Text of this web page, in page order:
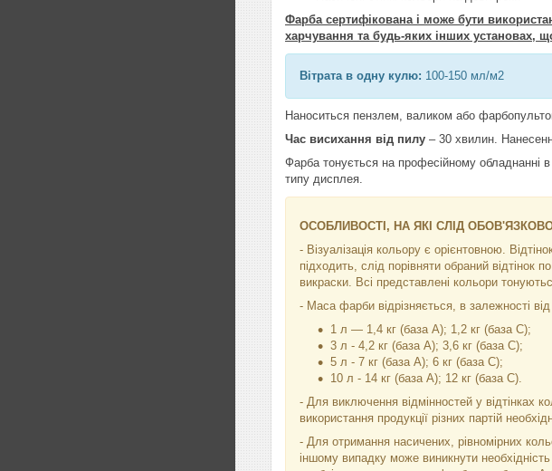
Фарба сертифікована і може бути
харчування та будь-яких інших установах,
Вітрата в одну кулю: 100-150 мл/м2
Наноситься пензлем, валиком або
Час висихання від пилу – 30 хвилин.
Фарба тонується на професійному обладнанні в
типу дисплея.
ОСОБЛИВОСТІ, НА ЯКІ СЛІД
- Візуалізація кольору є орієнтовною.
підходить, слід порівняти обраний
викраски. Всі представлені кольори
- Маса фарби відрізняється, в залежності
1 л — 1,4 кг (база А); 1,2 кг (база С);
3 л - 4,2 кг (база А); 3,6 кг (база C);
5 л - 7 кг (база А); 6 кг (база С);
10 л - 14 кг (база А); 12 кг (база С).
- Для виключення відмінностей у відтінках
використання продукції різних партій
- Для отримання насичених, рівномірних
іншому випадку може виникнути